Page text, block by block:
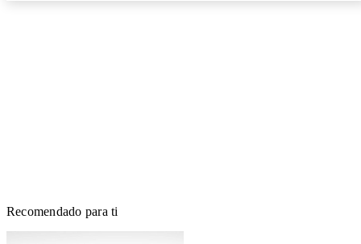
Recomendado para ti